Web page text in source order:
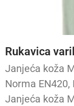
Rukavica
Janjeća koža
Norma EN420,
Janjeća koža